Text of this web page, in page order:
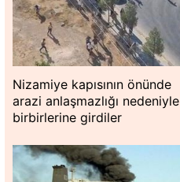
Nizamiye kapısının önünde
arazi anlaşmazlığı nedeniyle
birbirlerine girdiler